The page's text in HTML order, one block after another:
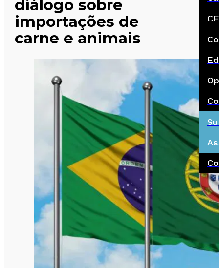
diálogo sobre
importações de
carne e animais